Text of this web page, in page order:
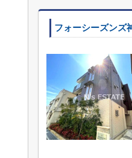
フォーシーズンズ